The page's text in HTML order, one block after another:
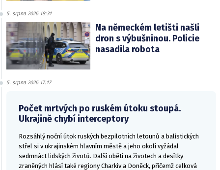
5. srpna 2026 18:31
Na německém letišti našli
dron s výbušninou. Policie
nasadila robota
5. srpna 2026 17:17
Počet mrtvých po ruském útoku stoupá.
Ukrajině chybí interceptory
Rozsáhlý noční útok ruských bezpilotních letounů a balistických
střel si v ukrajinském hlavním městě a jeho okolí vyžádal
sedmnáct lidských životů. Další oběti na životech a desítky
zraněných hlásí také regiony Charkiv a Doněck, přičemž celková